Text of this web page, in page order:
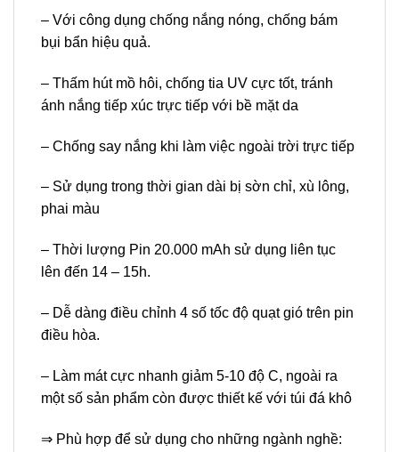
– Với công dụng chống nắng nóng, chống bám
bụi bẩn hiệu quả.
– Thấm hút mồ hôi, chống tia UV cực tốt, tránh
ánh nắng tiếp xúc trực tiếp với bề mặt da
– Chống say nắng khi làm việc ngoài trời trực tiếp
– Sử dụng trong thời gian dài bị sờn chỉ, xù lông,
phai màu
– Thời lượng Pin 20.000 mAh sử dụng liên tục
lên đến 14 – 15h.
– Dễ dàng điều chỉnh 4 số tốc độ quạt gió trên pin
điều hòa.
– Làm mát cực nhanh giảm 5-10 độ C, ngoài ra
một số sản phẩm còn được thiết kế với túi đá khô
⇒ Phù hợp để sử dụng cho những ngành nghề: